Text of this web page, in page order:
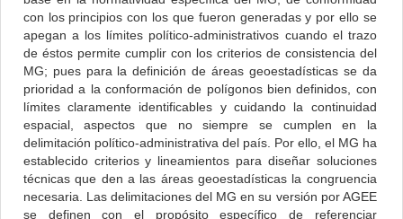
con los principios con los que fueron generadas y por ello se
apegan a los límites político-administrativos cuando el trazo
de éstos permite cumplir con los criterios de consistencia del
MG; pues para la definición de áreas geoestadísticas se da
prioridad a la conformación de polígonos bien definidos, con
límites claramente identificables y cuidando la continuidad
espacial, aspectos que no siempre se cumplen en la
delimitación político-administrativa del país. Por ello, el MG ha
establecido criterios y lineamientos para diseñar soluciones
técnicas que den a las áreas geoestadísticas la congruencia
necesaria. Las delimitaciones del MG en su versión por AGEE
se definen con el propósito específico de referenciar